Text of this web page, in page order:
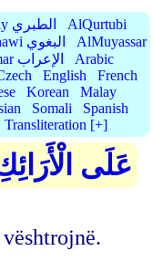
AtTabariy الطبري
AlQurtubi
AlBaghawi البغوي
AlMuyassar
Grammar الإعراب
Arabic
English
French
Korean
Malay
Somali
Spanish
Transliteration [+]
عَلَى